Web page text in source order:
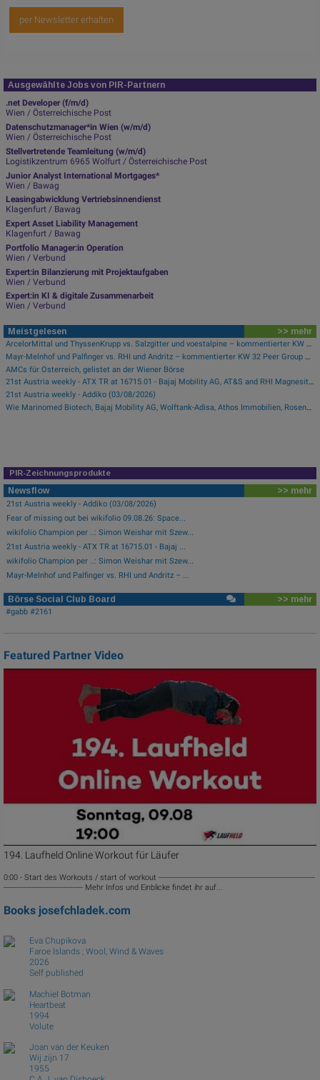
per Newsletter erhalten
Ausgewählte Jobs von PIR-Partnern
.net Developer (f/m/d)
Wien / Österreichische Post
Datenschutzmanager*in Wien (w/m/d)
Wien / Österreichische Post
Stellvertretende Teamleitung (w/m/d)
Logistikzentrum 6965 Wolfurt / Österreichische Post
Junior Analyst International Mortgages*
Wien / Bawag
Leasingabwicklung Vertriebsinnendienst
Klagenfurt / Bawag
Expert Asset Liability Management
Klagenfurt / Bawag
Portfolio Manager:in Operation
Wien / Verbund
Expert:in Bilanzierung mit Projektaufgaben
Wien / Verbund
Expert:in KI & digitale Zusammenarbeit
Wien / Verbund
Meistgelesen >> mehr
ArcelorMittal und ThyssenKrupp vs. Salzgitter und voestalpine – kommentierter KW 32 Peer Group Watch Stahl
Mayr-Melnhof und Palfinger vs. RHI und Andritz – kommentierter KW 32 Peer Group Watch Zykliker Österreich
AMCs für Österreich, gelistet an der Wiener Börse
21st Austria weekly - ATX TR at 16715.01 - Bajaj Mobility AG, AT&S and RHI Magnesita best-performing, Österreichische Post with weakest performance (08/08/2026)
21st Austria weekly - Addiko (03/08/2026)
Wie Marinomed Biotech, Bajaj Mobility AG, Wolftank-Adisa, Athos Immobilien, Rosenbauer und Telekom Austria für Gesprächsstoff in Österreich sorgten
PIR-Zeichnungsprodukte
Newsflow >> mehr
21st Austria weekly - Addiko (03/08/2026)
Fear of missing out bei wikifolio 09.08.26: Space...
wikifolio Champion per ..: Simon Weishar mit Szew...
21st Austria weekly - ATX TR at 16715.01 - Bajaj ...
wikifolio Champion per ..: Simon Weishar mit Szew...
Mayr-Melnhof und Palfinger vs. RHI und Andritz – ...
Börse Social Club Board >> mehr
#gabb #2161
Featured Partner Video
194. Laufheld Online Workout für Läufer
0:00 - Start des Workouts / start of workout -------------------------------------------------------------------------
------------------------------------- Mehr Infos und Einblicke findet ihr auf...
Books josefchladek.com
Eva Chupikova
Faroe Islands ; Wool, Wind & Waves
2026
Self published
Machiel Botman
Heartbeat
1994
Volute
Joan van der Keuken
Wij zijn 17
1955